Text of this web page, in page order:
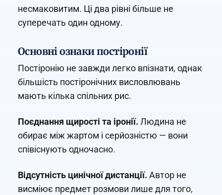
несмаковитим. Ці два рівні більше не
суперечать один одному.
Основні ознаки постіронії
Постіронію не завжди легко впізнати, однак
більшість постіронічних висловлювань
мають кілька спільних рис.
Поєднання щирості та іронії. Людина не
обирає між жартом і серйозністю — вони
співіснують одночасно.
Відсутність цинічної дистанції. Автор не
висміює предмет розмови лише для того,